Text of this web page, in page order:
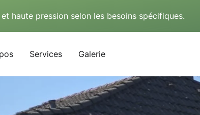
haute pression selon les besoins spécifiques.
Services Galerie